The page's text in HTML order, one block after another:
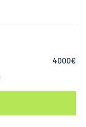
4000€